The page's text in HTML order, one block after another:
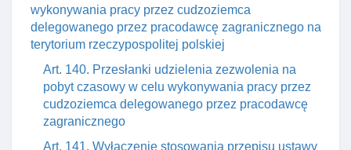
wykonywania pracy przez cudzoziemca
delegowanego przez pracodawcę zagranicznego na
terytorium rzeczypospolitej polskiej
Art. 140. Przesłanki udzielenia zezwolenia na
pobyt czasowy w celu wykonywania pracy przez
cudzoziemca delegowanego przez pracodawcę
zagranicznego
Art. 141. Wyłączenie stosowania przepisu ustawy